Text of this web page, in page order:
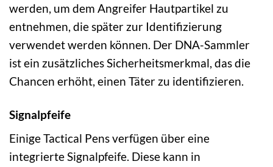
werden, um dem Angreifer Hautpartikel zu
entnehmen, die später zur Identifizierung
verwendet werden können. Der DNA-Sammler
ist ein zusätzliches Sicherheitsmerkmal, das die
Chancen erhöht, einen Täter zu identifizieren.
Signalpfeife
Einige Tactical Pens verfügen über eine
integrierte Signalpfeife. Diese kann in